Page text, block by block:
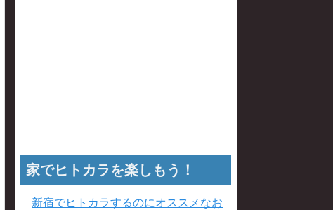
家でヒトカラを楽しもう！
新宿でヒトカラするのにオススメなお